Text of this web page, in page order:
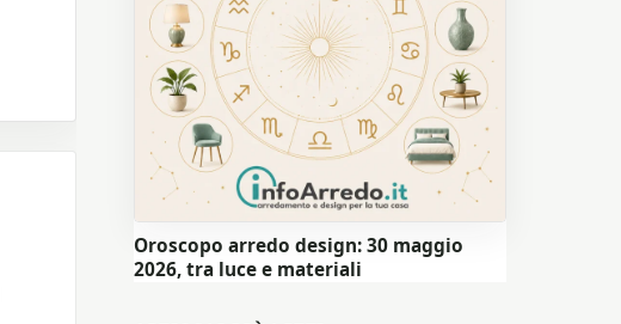
Oroscopo arredo design: 30 maggio
2026, tra luce e materiali